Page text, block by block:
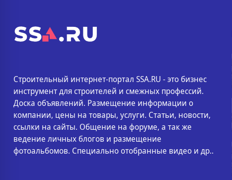
Строительный интернет-портал SSA.RU - это бизнес
инструмент для строителей и смежных профессий.
Доска объявлений. Размещение информации о
компании, цены на товары, услуги. Статьи, новости,
ссылки на сайты. Общение на форуме, а так же
ведение личных блогов и размещение
фотоальбомов. Специально отобранные видео и др..